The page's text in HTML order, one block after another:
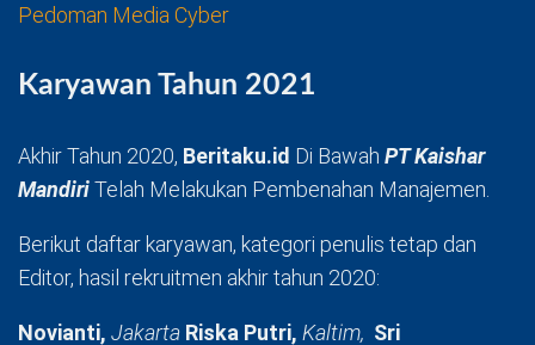
Pedoman Media Cyber
Karyawan Tahun 2021
Akhir Tahun 2020, Beritaku.id Di Bawah PT Kaishar
MandiriTelah Melakukan Pembenahan Manajemen.
Berikut daftar karyawan, kategori penulis tetap dan
Editor, hasil rekruitmen akhir tahun 2020:
Novianti, Jakarta Riska Putri, Kaltim, Sri